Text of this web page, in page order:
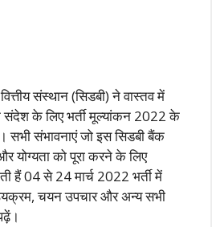
संस्थान (सिडबी) ने वास्तव में
संदेश के लिए भर्ती मूल्यांकन 2022 के
सभी संभावनाएं जो इस सिडबी बैंक
योग्यता को पूरा करने के लिए
हैं 04 से 24 मार्च 2022 भर्ती में
चयन उपचार और अन्य सभी